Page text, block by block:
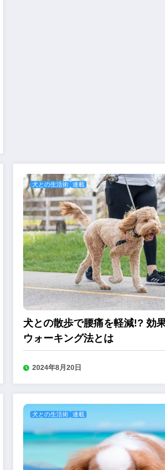
犬との生活術 連載
犬との散歩で腰痛を軽減!? 効
ウォーキング法とは
2024年8月20日
犬との生活術 連載